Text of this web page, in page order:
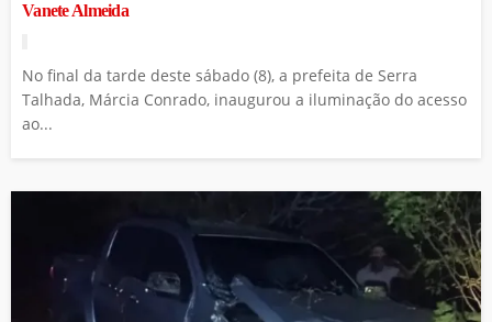
Vanete Almeida
No final da tarde deste sábado (8), a prefeita de Serra
Talhada, Márcia Conrado, inaugurou a iluminação do acesso
ao...